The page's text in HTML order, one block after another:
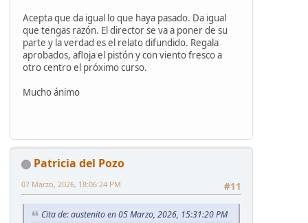
Acepta que da igual lo que haya pasado. Da igual
que tengas razón. El director se va a poner de su
parte y la verdad es el relato difundido. Regala
aprobados, afloja el pistón y con viento fresco a
otro centro el próximo curso.
Mucho ánimo
Patricia del Pozo
#11
07 Marzo, 2026, 18:06:24 PM
Cita de: austenito en 05 Marzo, 2026, 15:31:20 PM